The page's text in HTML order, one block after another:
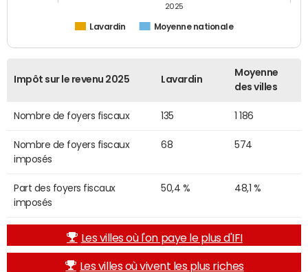
Lavardin Moyenne nationale
2025
Impôt sur le revenu 2025 Lavardin
Moyenne
des villes
Nombre de foyers fiscaux 135 1 186
Nombre de foyers fiscaux
imposés
68 574
Part des foyers fiscaux
imposés
50,4 % 48,1 %
Les villes où l'on paye le plus d'IFI
Les villes où vivent les plus riches